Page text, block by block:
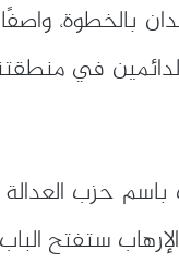
بالخطوة، واصفًا
في
حزب
الإرهاب ستفتح